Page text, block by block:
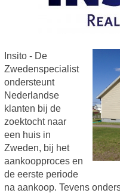
Insito - De
Zwedenspecialist
ondersteunt
Nederlandse
klanten bij de
zoektocht naar
een huis in
Zweden, bij het
aankoopproces en
de eerste periode
na aankoop. Tevens